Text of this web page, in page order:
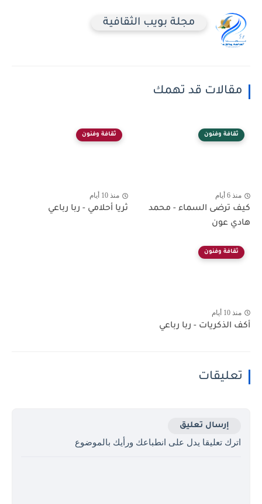
مجلة بويب الثقافية
مقالات قد تهمك
ثقافة وفنون
منذ 6 أيام
كيف ترضى السماء - محمد
هادي عون
ثقافة وفنون
منذ 10 أيام
ثريا أحلامي - ربا رباعي
ثقافة وفنون
منذ 10 أيام
أكف الذكريات - ربا رباعي
تعليقات
إرسال تعليق
اترك تعليقا يدل على انطباعك ورأيك بالموضوع